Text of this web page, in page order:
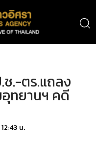
ช.-ตร.แถลง
ทยานฯ คดี
น.